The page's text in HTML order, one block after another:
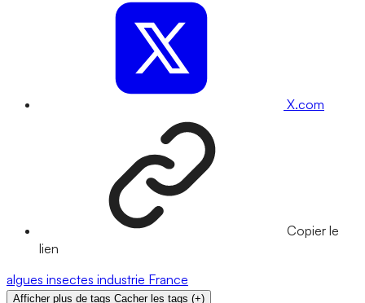
X.com
Copier le
lien
algues insectes industrie France
Afficher plus de tags Cacher les tags (+)